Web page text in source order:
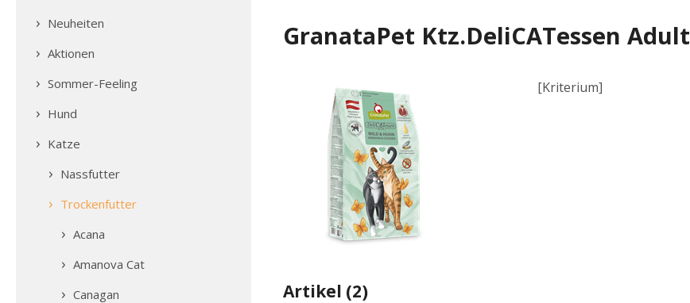
Neuheiten
Aktionen
Sommer-Feeling
Hund
Katze
Nassfutter
Trockenfutter
Acana
Amanova Cat
Canagan
GranataPet Ktz.DeliCATessen Adult
[Kriterium]
Artikel (2)